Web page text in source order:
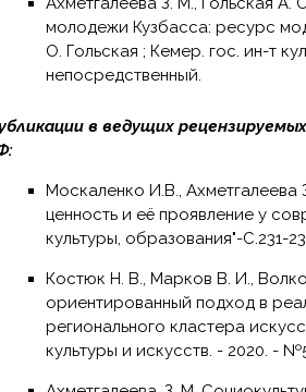
молодежи Кузбасса: ресурс
О. Гольская ; Кемер. гос. ин-т
непосредственный.
в ведущих
Москаленко И.В., Ахметгалеева З.М., Григоренко Н.Н. Патриотизм как базовая национальная
ценность и её проявление у
культуры, образования"-С.231-
Костюк Н. В., Марков В. И., Волкова Т. А., Тельманова А. С., Ахметгалеева З. М. Ценностно-
ориентированный подход в
регионального кластера
культуры и искусств. - 2020. -